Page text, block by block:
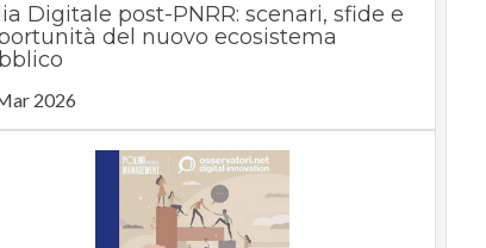
CorCom
Podcast
Privacy
Digitale post-PNRR: scenari, sfide e
del nuovo ecosistema
2026